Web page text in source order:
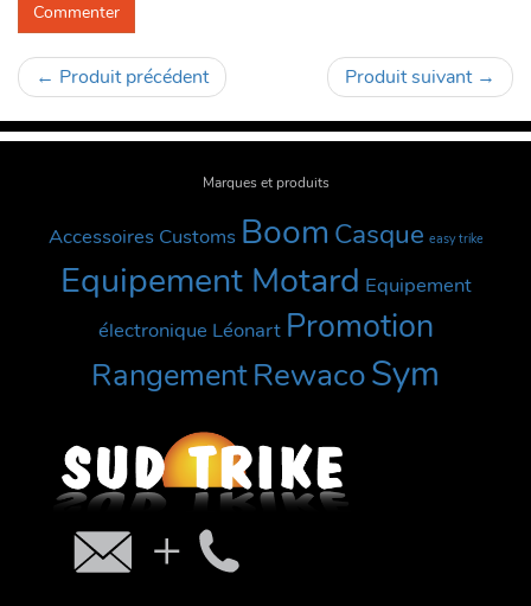
Produit suivant →
← Produit précédent
Marques et produits
Accessoires Customs Boom Casque easy trike
Equipement Motard Equipement
électronique Léonart Promotion
RangementRewacoSym